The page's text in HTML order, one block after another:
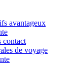
avantageux
contact
de voyage